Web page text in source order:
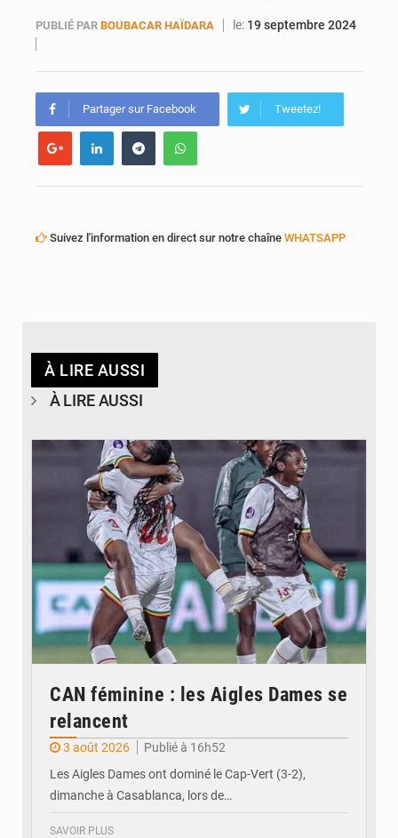
PUBLIÉ PAR BOUBACAR HAÏDARA le: 19 septembre 2024
Partager sur Facebook Tweetez!
Suivez l'information en direct sur notre chaîne WHATSAPP
À LIRE AUSSI
À LIRE AUSSI
© FEMAFOOT
CAN féminine : les Aigles Dames se
relancent
3 août 2026
Publié à 16h52
Les Aigles Dames ont dominé le Cap-Vert (3-2),
dimanche à Casablanca, lors de…
SAVOIR PLUS